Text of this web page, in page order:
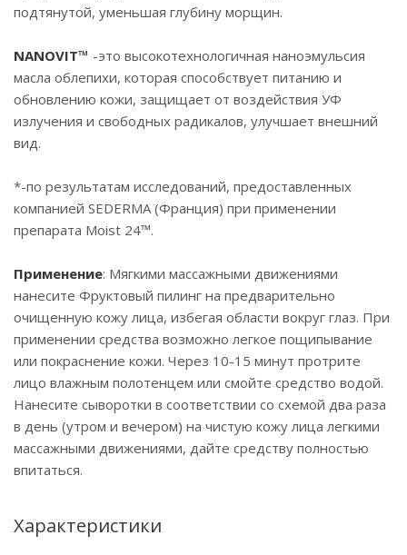
подтянутой, уменьшая глубину морщин.
NANOVIT™ -это высокотехнологичная наноэмульсия
масла облепихи, которая способствует питанию и
обновлению кожи, защищает от воздействия УФ
излучения и свободных радикалов, улучшает внешний
вид.
*-по результатам исследований, предоставленных
компанией SEDERMA (Франция) при применении
препарата Moist 24™.
Применение: Мягкими массажными движениями
нанесите Фруктовый пилинг на предварительно
очищенную кожу лица, избегая области вокруг глаз. При
применении средства возможно легкое пощипывание
или покраснение кожи. Через 10-15 минут протрите
лицо влажным полотенцем или смойте средство водой.
Нанесите сыворотки в соответствии со схемой два раза
в день (утром и вечером) на чистую кожу лица легкими
массажными движениями, дайте средству полностью
впитаться.
Характеристики